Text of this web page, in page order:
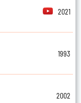
2021
1993
2002